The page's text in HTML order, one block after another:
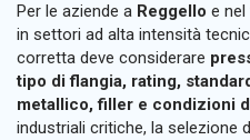
Per le aziende a Reggello e
in settori ad alta intensità
corretta deve considerare
tipo di flangia, rating,
metallico, filler e condizioni
industriali critiche, la selezione